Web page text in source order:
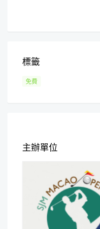
標籤
免費
主辦單位